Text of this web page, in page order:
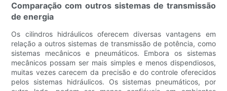
Comparação com outros sistemas de transmissão
de energia
Os cilindros hidráulicos oferecem diversas vantagens em
relação a outros sistemas de transmissão de potência, como
sistemas mecânicos e pneumáticos. Embora os sistemas
mecânicos possam ser mais simples e menos dispendiosos,
muitas vezes carecem da precisão e do controle oferecidos
pelos sistemas hidráulicos. Os sistemas pneumáticos, por